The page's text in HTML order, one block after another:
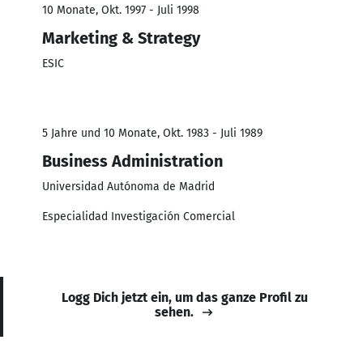
10 Monate, Okt. 1997 - Juli 1998
Marketing & Strategy
ESIC
5 Jahre und 10 Monate, Okt. 1983 - Juli 1989
Business Administration
Universidad Autónoma de Madrid
Especialidad Investigación Comercial
Logg Dich jetzt ein, um das ganze Profil zu
sehen.